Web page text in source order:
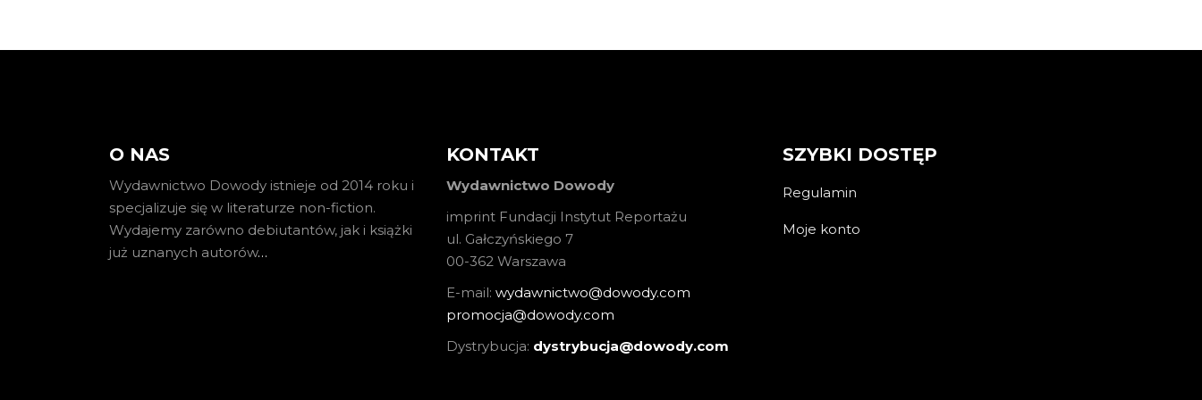
O NAS
Wydawnictwo Dowody istnieje od 2014 roku i
specjalizuje się w literaturze non-fiction.
Wydajemy zarówno debiutantów, jak i książki
już uznanych autorów…
KONTAKT
Wydawnictwo Dowody
imprint Fundacji Instytut Reportażu
ul. Gałczyńskiego 7
00-362 Warszawa
E-mail: wydawnictwo@dowody.com
promocja@dowody.com
Dystrybucja: dystrybucja@dowody.com
SZYBKI DOSTĘP
Regulamin
Moje konto